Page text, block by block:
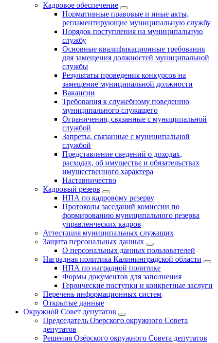
Кадровое обеспечение
Нормативные правовые и иные акты,
регламентирующие муниципальную службу
Порядок поступления на муниципальную
службу
Основные квалификационные требования
для замещения должностей муниципальной
службы
Результаты проведения конкурсов на
замещение муниципальной должности
Вакансии
Требования к служебному поведению
муниципального служащего
Ограничения, связанные с муниципальной
службой
Запреты, связанные с муниципальной
службой
Представление сведений о доходах,
расходах, об имуществе и обязательствах
имущественного характера
Наставничество
Кадровый резерв
НПА по кадровому резерву
Протоколы заседаний комиссии по
формированию муниципального резерва
управленческих кадров
Аттестация муниципальных служащих
Защита персональных данных
О персональных данных пользователей
Наградная политика Калининградской области
НПА по наградной политике
Формы документов для заполнения
Героические поступки и конкретные заслуги
Перечень информационных систем
Открытые данные
Окружной Совет депутатов
Председатель Озерского окружного Совета
депутатов
Решения Озёрского окружного Совета депутатов